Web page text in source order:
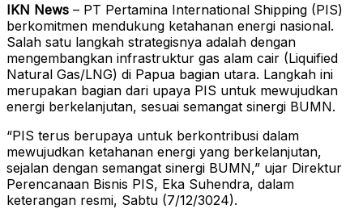
IKN News – PT Pertamina International Shipping (PIS)
berkomitmen mendukung ketahanan energi nasional.
Salah satu langkah strategisnya adalah dengan
mengembangkan infrastruktur gas alam cair (Liquified
Natural Gas/LNG) di Papua bagian utara. Langkah ini
merupakan bagian dari upaya PIS untuk mewujudkan
energi berkelanjutan, sesuai semangat sinergi BUMN.
“PIS terus berupaya untuk berkontribusi dalam
mewujudkan ketahanan energi yang berkelanjutan,
sejalan dengan semangat sinergi BUMN,” ujar Direktur
Perencanaan Bisnis PIS, Eka Suhendra, dalam
keterangan resmi, Sabtu (7/12/3024).